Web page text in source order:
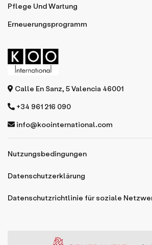
Pflege Und Wartung
Erneuerungsprogramm
Calle En Sanz, 5 Valencia 46001
+34 961 216 090
info@koointernational.com
Nutzungsbedingungen
Datenschutzerklärung
Datenschutzrichtlinie für soziale